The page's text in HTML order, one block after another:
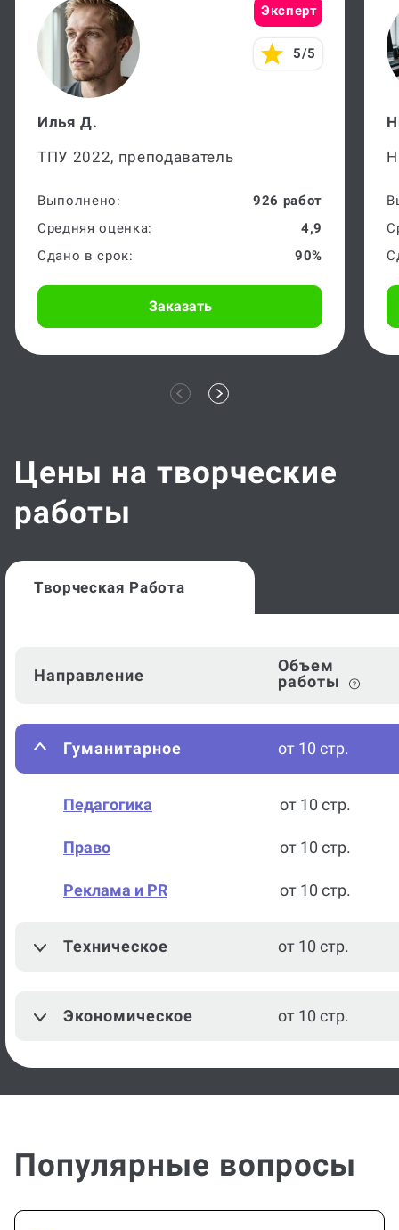
Эксперт
5/5
Илья Д.
ТПУ 2022, преподаватель
Выполнено:
926 работ
Средняя оценка:
4,9
Сдано в срок:
90%
Заказать
Цены на творческие
работы
Творческая Работа
Направление
Объем
работы
Гуманитарное от 10 стр.
Педагогика от 10 стр.
Право от 10 стр.
Реклама и PR от 10 стр.
Техническое от 10 стр.
Экономическое от 10 стр.
Популярные вопросы